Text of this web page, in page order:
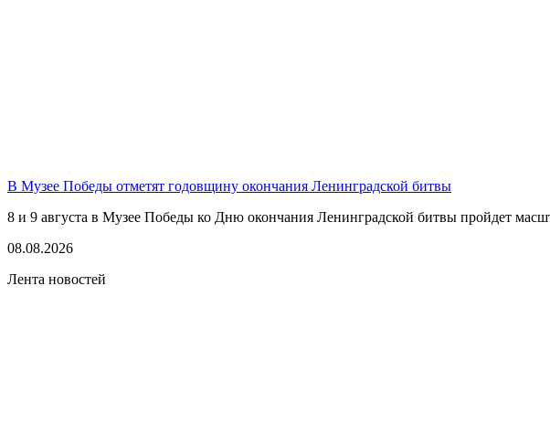
В Музее Победы отметят годовщину окончания Ленинградской битвы
8 и 9 августа в Музее Победы ко Дню окончания Ленинградской битвы пройдет
08.08.2026
Лента новостей